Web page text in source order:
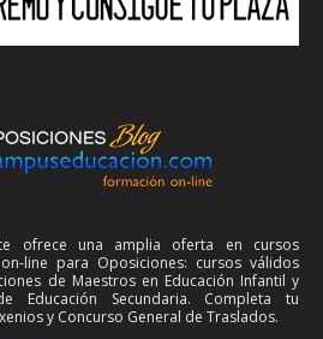
ofrece una amplia oferta en cursos
line para Oposiciones: cursos válidos
de Maestros en Educación Infantil y
Educación Secundaria. Completa tu
y Concurso General de Traslados.